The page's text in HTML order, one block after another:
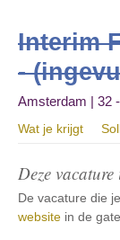
Interim
-
Amsterdam | 32
Wat je krijgt
Deze
De vacature die
website in de